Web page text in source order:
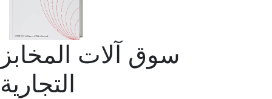
سوق آلات المخابز
التجارية